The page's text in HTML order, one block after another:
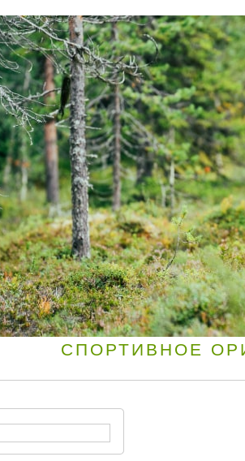
СПОРТИВНОЕ